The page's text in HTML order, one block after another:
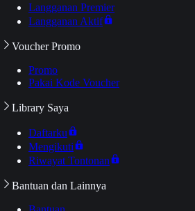
Langganan Premier
Langganan Aktif
Voucher Promo
Promo
Pakai Kode Voucher
Library Saya
Daftarku
Mengikuti
Riwayat Tontonan
Bantuan dan Lainnya